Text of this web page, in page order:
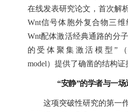
在线发表研究论文，首次解
Wnt信号体胞外复合物三
Wnt配体激活经典通路的分
的受体聚集激活模型”（
model）提供了确凿的结构证
“安静”的学者与一
这项突破性研究的第一